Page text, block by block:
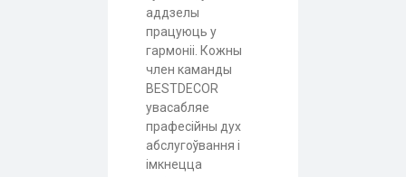
аддзелы
працуюць у
гармоніі. Кожны
член каманды
BESTDECOR
увасабляе
прафесійны дух
абслугоўвання і
імкнецца